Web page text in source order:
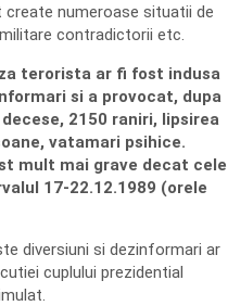
numeroase situatii de
contradictorii etc.
terorista ar fi fost indusa
si a provocat, dupa
2150 raniri, lipsirea
vatamari psihice.
mult mai grave decat cele
17-22.12.1989 (orele
diversiuni si dezinformari ar
cuplului prezidential